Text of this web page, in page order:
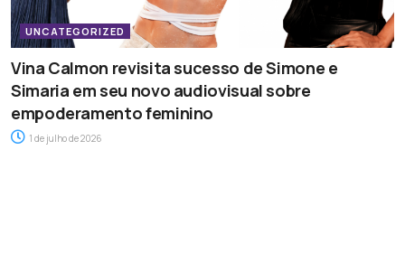
UNCATEGORIZED
Vina Calmon revisita sucesso de Simone e
Simaria em seu novo audiovisual sobre
empoderamento feminino
1 de julho de 2026